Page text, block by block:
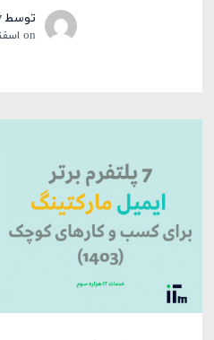
توسط
on اسفند